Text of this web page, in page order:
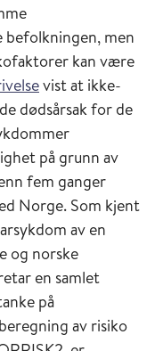
men
kan være
vist at ikke-
dødsårsak for de
på grunn av
fem ganger
Norge. Som kjent
av en
og norske
en samlet
på
av risiko